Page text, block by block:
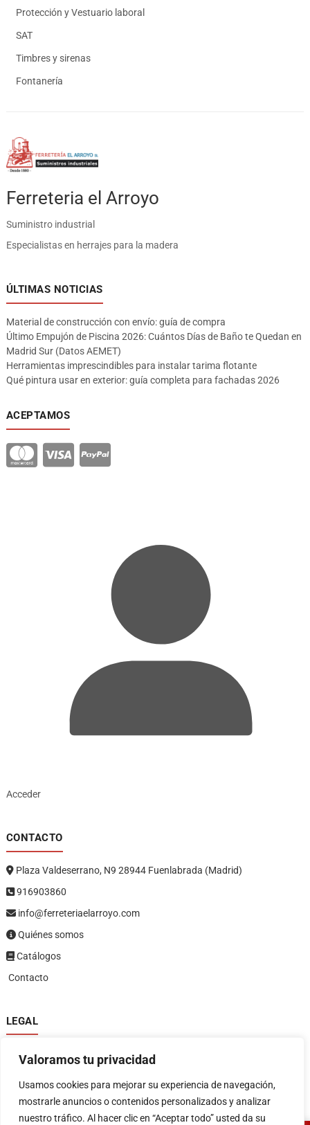
Valoramos tu privacidad
Usamos cookies para mejorar su experiencia de navegación,
mostrarle anuncios o contenidos personalizados y analizar
nuestro tráfico. Al hacer clic en “Aceptar todo” usted da su
Protección y Vestuario laboral
SAT
Timbres y sirenas
Fontanería
Ferreteria el Arroyo
Suministro industrial
Especialistas en herrajes para la madera
ÚLTIMAS NOTICIAS
Material de construcción con envío: guía de compra
Último Empujón de Piscina 2026: Cuántos Días de Baño te Quedan en
Madrid Sur (Datos AEMET)
Herramientas imprescindibles para instalar tarima flotante
Qué pintura usar en exterior: guía completa para fachadas 2026
ACEPTAMOS
Acceder
CONTACTO
Plaza Valdeserrano, N9 28944 Fuenlabrada (Madrid)
916903860
info@ferreteriaelarroyo.com
Quiénes somos
Catálogos
Contacto
LEGAL
Política de privacidad
Política de devoluciones y reembolsos
Términos y condiciones